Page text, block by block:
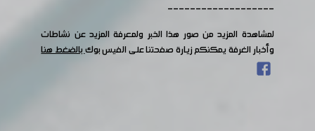
-------------------
لمشاهدة المزيد من صور هذا الخبر ولمعرفة المزيد عن نشاطات
وأخبار الغرفة يمكنكم زيارة صفحتنا على الفيس بوكبالضغط هنا